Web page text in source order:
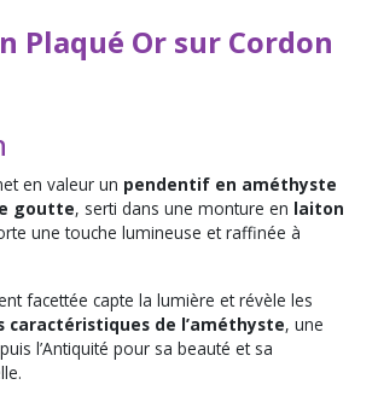
Plaqué Or sur Cordon
en valeur un pendentif en améthyste
goutte, serti dans une monture en laiton
une touche lumineuse et raffinée à
facettée capte la lumière et révèle les
caractéristiques de l’améthyste, une
l’Antiquité pour sa beauté et sa